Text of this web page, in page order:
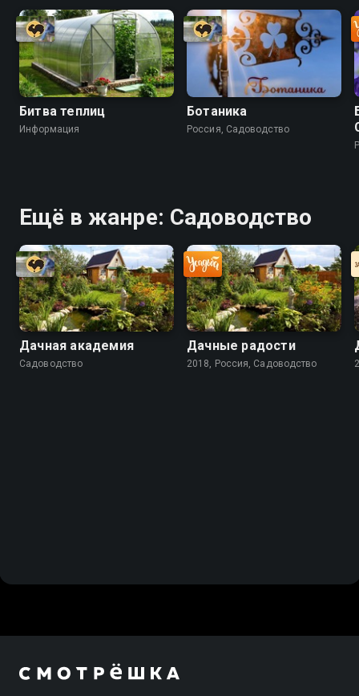
Битва теплиц
Информация
Ботаника
Россия, Садоводство
Ещё в жанре: Садоводство
Дачная академия
Садоводство
Дачные радости
2018, Россия, Садоводство